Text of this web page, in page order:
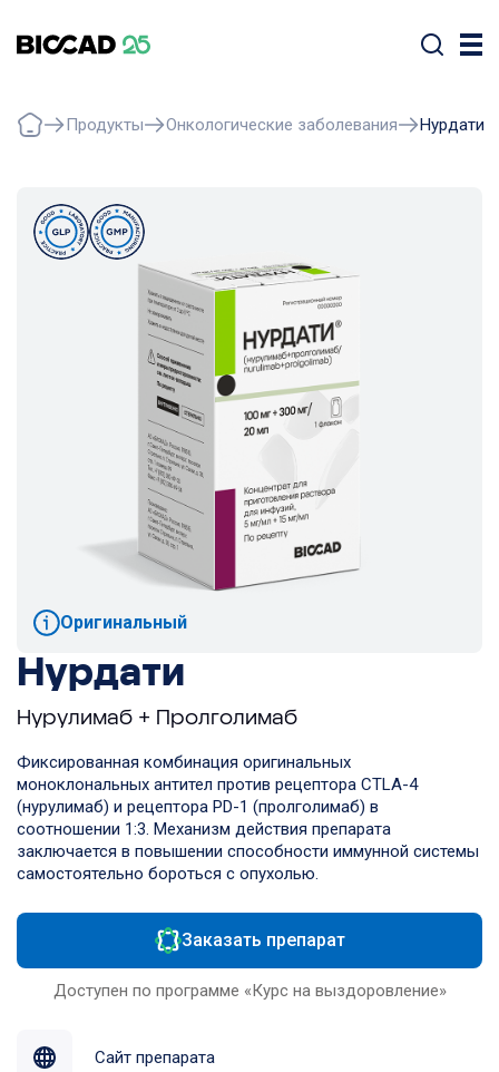
Продукты Онкологические заболевания Нурдати
Нурдати
Нурулимаб + Пролголимаб
Фиксированная комбинация оригинальных
моноклональных антител против рецептора CTLA-4
(нурулимаб) и рецептора PD-1 (пролголимаб) в
соотношении 1:3. Механизм действия препарата
заключается в повышении способности иммунной системы
самостоятельно бороться с опухолью.
Заказать препарат
Доступен по программе «Курс на выздоровление»
Сайт препарата
Оригинальный